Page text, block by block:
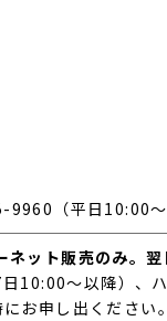
（平日10:00
ット販売のみ。
10:00～以降）、
お申し出くださ